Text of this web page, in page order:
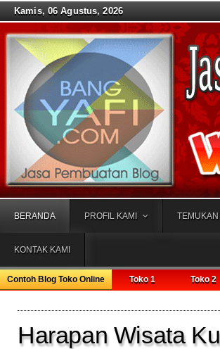
Kamis, 06 Agustus, 2026
BERANDA PROFIL KAMI TEMUKAN
KONTAK KAMI
Contoh Blog Toko Online Toko 1 Toko 2
Harapan Wisata Ku